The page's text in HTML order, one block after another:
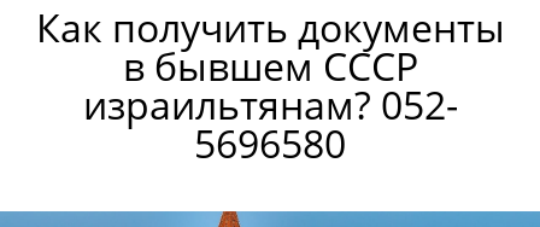
Как получить документы
в бывшем СССР
израильтянам? 052-
5696580